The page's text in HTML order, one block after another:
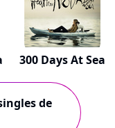
300 Days At Sea
de